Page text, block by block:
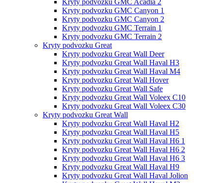
Kryty podvozku GMC Acadia 2
Kryty podvozku GMC Canyon 1
Kryty podvozku GMC Canyon 2
Kryty podvozku GMC Terrain 1
Kryty podvozku GMC Terrain 2
Kryty podvozku Great
Kryty podvozku Great Wall Deer
Kryty podvozku Great Wall Haval H3
Kryty podvozku Great Wall Haval M4
Kryty podvozku Great Wall Hover
Kryty podvozku Great Wall Safe
Kryty podvozku Great Wall Voleex C10
Kryty podvozku Great Wall Voleex C30
Kryty podvozku Great Wall
Kryty podvozku Great Wall Haval H2
Kryty podvozku Great Wall Haval H5
Kryty podvozku Great Wall Haval H6 1
Kryty podvozku Great Wall Haval H6 2
Kryty podvozku Great Wall Haval H6 3
Kryty podvozku Great Wall Haval H9
Kryty podvozku Great Wall Haval Jolion